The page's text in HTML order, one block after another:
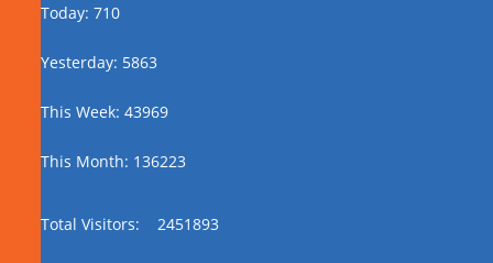
Today: 710
Yesterday: 5863
This Week: 43969
This Month: 136223
Total Visitors: 2451893